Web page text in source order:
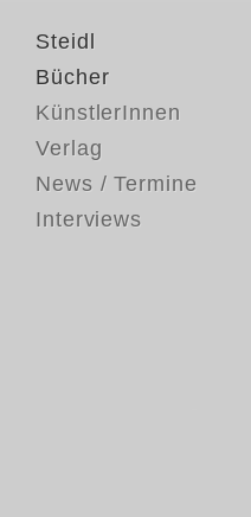
Steidl
Bücher
KünstlerInnen
Verlag
News / Termine
Interviews